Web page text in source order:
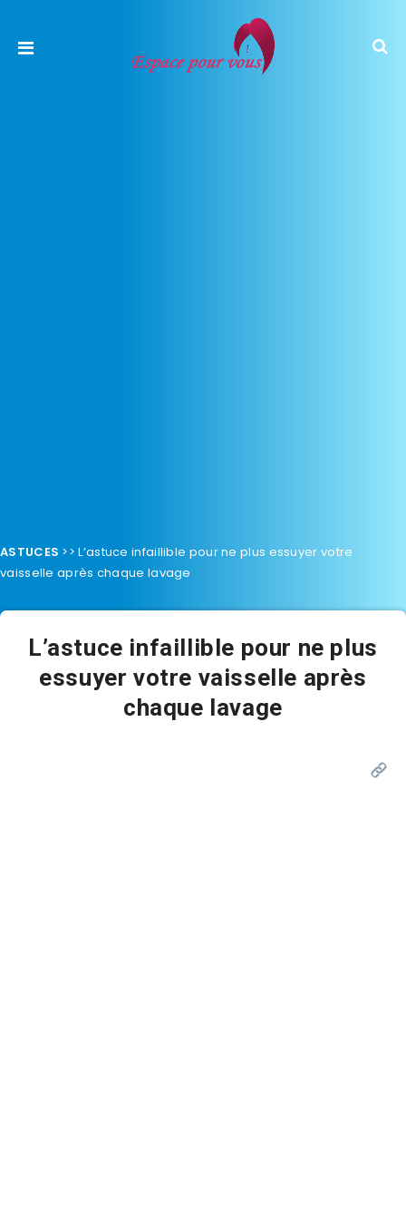
ASTUCES >>L’astuce infaillible pour ne plus essuyer votre
vaisselle après chaque lavage
L’astuce infaillible pour ne plus
essuyer votre vaisselle après
chaque lavage